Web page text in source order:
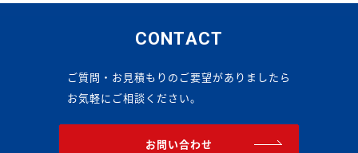
CONTACT
ご質問・お見積もりのご要望がありましたら
お気軽にご相談ください。
お問い合わせ